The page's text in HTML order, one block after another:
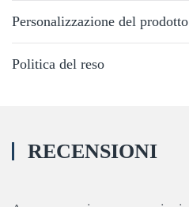
Personalizzazione del prodotto
Politica del reso
RECENSIONI